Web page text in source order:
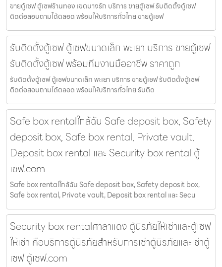
ขายตู้เซฟ ตู้เซฟร้านทอง เขตบางรัก บริการ ขายตู้เซฟ รับติดตั้งตู้เซฟ
ติดต่อสอบถามได้ตลอด พร้อมให้บริการทั่วไทย ขายตู้เซฟ
รับติดตั้งตู้เซฟ ตู้เซฟขนาดเล็ก พะเยา บริการ ขายตู้เซฟ
รับติดตั้งตู้เซฟ พร้อมทีมงานมืออาชีพ ราคาถูก
รับติดตั้งตู้เซฟ ตู้เซฟขนาดเล็ก พะเยา บริการ ขายตู้เซฟ รับติดตั้งตู้เซฟ
ติดต่อสอบถามได้ตลอด พร้อมให้บริการทั่วไทย รับติด
Safe box rentalใกล้ฉัน Safe deposit box, Safety
deposit box, Safe box rental, Private vault,
Deposit box rental และ Security box rental ตู้
เซฟ.com
Safe box rentalใกล้ฉัน Safe deposit box, Safety deposit box,
Safe box rental, Private vault, Deposit box rental และ Secu
Security box rentalศาลาแดง ตู้นิรภัยให้เช่าและตู้เซฟ
ให้เช่า คือบริการตู้นิรภัยสำหรับการเช่าตู้นิรภัยและเช่าตู้
เซฟ ตู้เซฟ.com